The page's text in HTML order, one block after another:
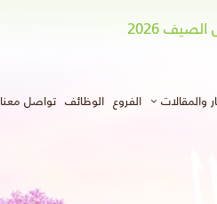
2026
والمقالات الفروع الوظائف تواصل معنا